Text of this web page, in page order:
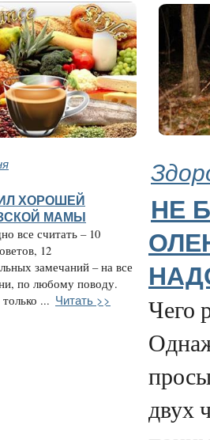
ХОРОШЕЙ
МАМЫ
все считать – 10
12
замечаний – на все
по любому поводу.
... Читать >>
НЕ
Чего
двух